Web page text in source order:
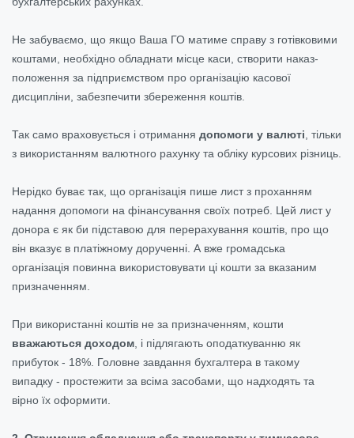
Не забуваємо, що якщо Ваша ГО матиме справу з готівковими
коштами, необхідно обладнати місце каси, створити наказ-
положення за підприємством про організацію касової
дисципліни, забезпечити збереження коштів.
Так само враховується і отримання допомоги у валюті, тільки
з використанням валютного рахунку та обліку курсових різниць.
Нерідко буває так, що організація пише лист з проханням
надання допомоги на фінансування своїх потреб. Цей лист у
донора є як би підставою для перерахування коштів, про що
він вказує в платіжному дорученні. А вже громадська
організація повинна використовувати ці кошти за вказаним
призначенням.
При використанні коштів не за призначенням, кошти
вважаються доходом, і підлягають оподаткуванню як
прибуток - 18%. Головне завдання бухгалтера в такому
випадку - простежити за всіма засобами, що надходять та
вірно їх оформити.